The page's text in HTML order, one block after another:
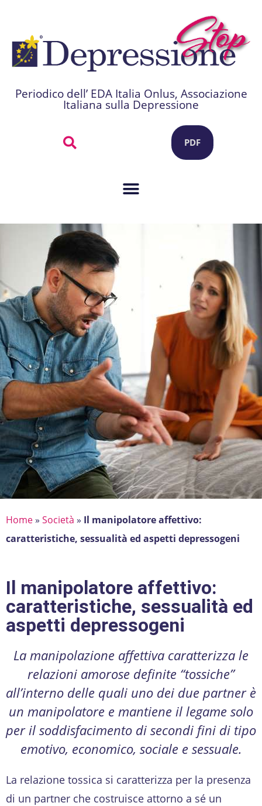
Periodico dell’ EDA Italia Onlus, Associazione
Italiana sulla Depressione
PDF
Home» Società » Il manipolatore affettivo:
caratteristiche, sessualità ed aspetti depressogeni
Il manipolatore affettivo:
caratteristiche, sessualità ed
aspetti depressogeni
La manipolazione affettiva caratterizza le
relazioni amorose definite “tossiche”
all’interno delle quali uno dei due partner è
un manipolatore e mantiene il legame solo
per il soddisfacimento di secondi fini di tipo
emotivo, economico, sociale e sessuale.
La relazione tossica si caratterizza per la presenza
di un partner che costruisce attorno a sé un